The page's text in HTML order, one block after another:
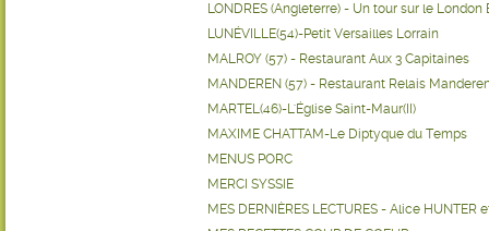
LONDRES (Angleterre) - Un tour sur le London
LUNÉVILLE(54)-Petit Versailles Lorrain
MALROY (57) - Restaurant Aux 3 Capitaines
MANDEREN (57) - Restaurant Relais
MARTEL(46)-L'Église Saint-Maur(II)
MAXIME CHATTAM-Le Diptyque du Temps
MENUS PORC
MERCI SYSSIE
MES DERNIÈRES LECTURES - Alice HUNTER